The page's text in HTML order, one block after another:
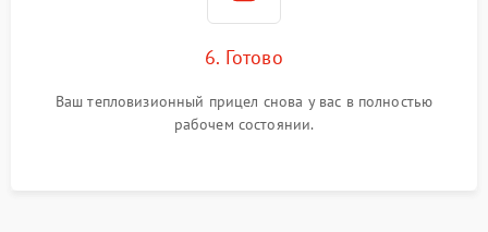
6. Готово
Ваш тепловизионный прицел снова у вас в полностью
рабочем состоянии.